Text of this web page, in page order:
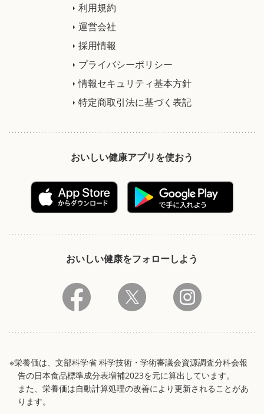
利用規約
運営会社
採用情報
プライバシーポリシー
情報セキュリティ基本方針
特定商取引法に基づく表記
おいしい健康アプリを使おう
おいしい健康をフォローしよう
※栄養価は、文部科学省 科学技術・学術審議会資源調査分科会報
告の日本食品標準成分表増補2023を元に算出しています。
また、栄養価は自動計算処理の改善により更新されることがあ
ります。